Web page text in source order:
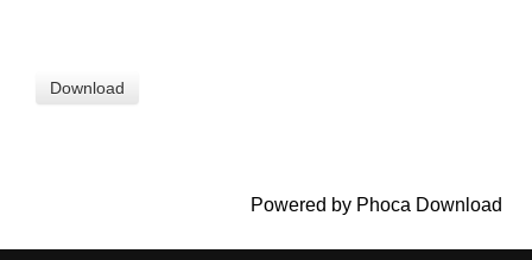
Powered by Phoca Download